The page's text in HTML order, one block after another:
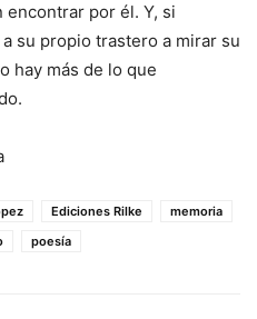
encontrar por él. Y, si
su propio trastero a mirar su
hay más de lo que
Ediciones Rilke
memoria
poesía